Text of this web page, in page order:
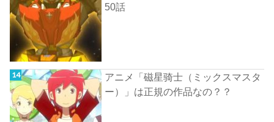
50話
アニメ「磁星骑士（ミックスマスタ
ー）」は正規の作品なの？？